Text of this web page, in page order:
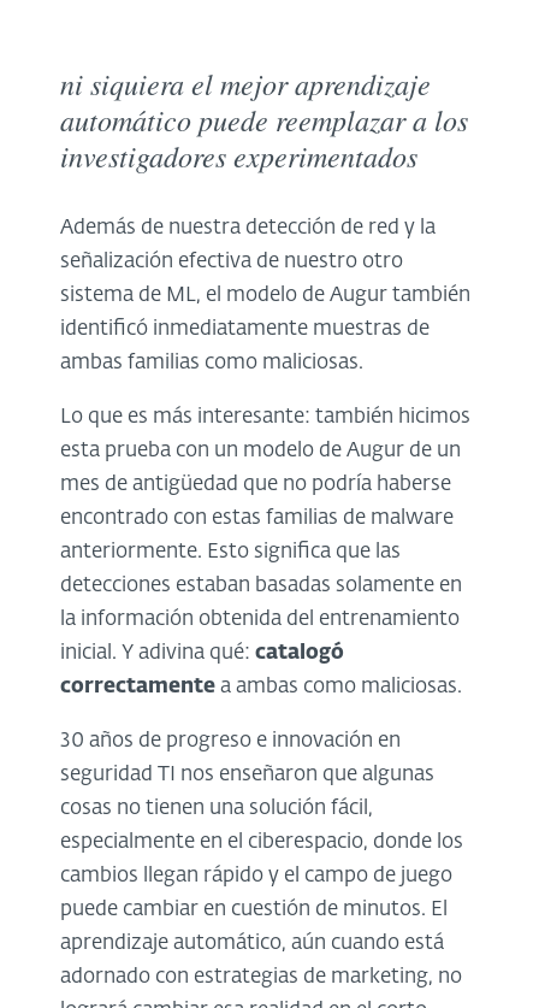
ni siquiera el mejor aprendizaje
automático puede reemplazar a los
investigadores experimentados
Además de nuestra detección de red y la
señalización efectiva de nuestro otro
sistema de ML, el modelo de Augur también
identificó inmediatamente muestras de
ambas familias como maliciosas.
Lo que es más interesante: también hicimos
esta prueba con un modelo de Augur de un
mes de antigüedad que no podría haberse
encontrado con estas familias de malware
anteriormente. Esto significa que las
detecciones estaban basadas solamente en
la información obtenida del entrenamiento
inicial. Y adivina qué: catalogó
correctamente a ambas como maliciosas.
30 años de progreso e innovación en
seguridad TI nos enseñaron que algunas
cosas no tienen una solución fácil,
especialmente en el ciberespacio, donde los
cambios llegan rápido y el campo de juego
puede cambiar en cuestión de minutos. El
aprendizaje automático, aún cuando está
adornado con estrategias de marketing, no